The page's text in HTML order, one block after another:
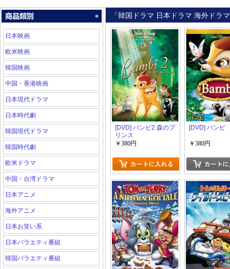
日本映画
欧米映画
韓国映画
中国・香港映画
日本現代ドラマ
日本時代劇
韓国現代ドラマ
韓国時代劇
欧米ドラマ
中国・台湾ドラマ
日本アニメ
海外アニメ
日本お笑い系
日本バラエティ番組
韓国バラエティ番組
「韓国ドラマ 日本ドラマ 海外ドラ
[DVD] バンビ2 森のプ
リンス
￥380円
[DVD] バンビ
￥380円